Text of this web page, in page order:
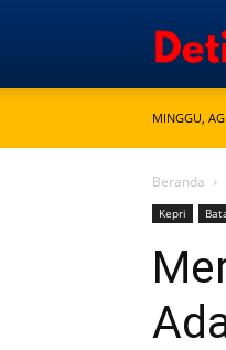
MINGGU,
Beranda
Kepri